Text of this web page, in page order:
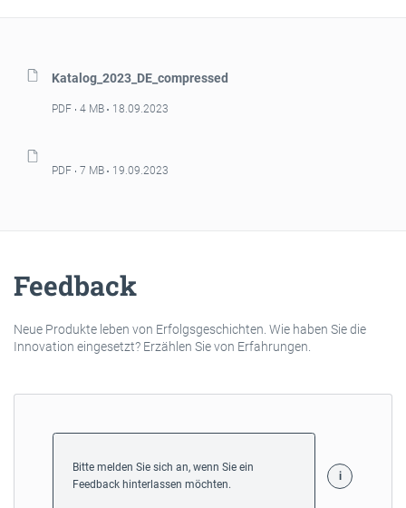
Katalog_2023_DE_compressed
PDF 4 MB 18.09.2023
PDF 7 MB 19.09.2023
Feedback
Neue Produkte leben von Erfolgsgeschichten. Wie haben Sie die
Innovation eingesetzt? Erzählen Sie von Erfahrungen.
Bitte melden Sie sich an, wenn Sie ein
Feedback hinterlassen möchten.